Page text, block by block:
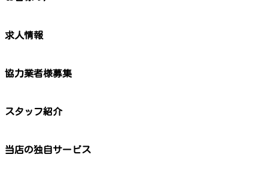
求人情報
協力業者様募集
スタッフ紹介
当店の独自サービス